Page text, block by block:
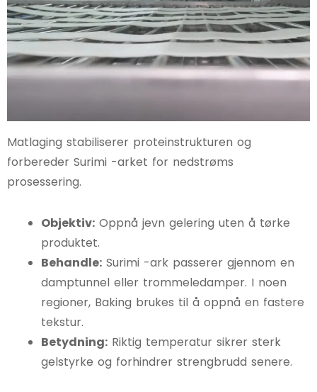
Matlaging stabiliserer proteinstrukturen og
forbereder Surimi -arket for nedstrøms
prosessering.
Objektiv: Oppnå jevn gelering uten å tørke
produktet.
Behandle: Surimi -ark passerer gjennom en
damptunnel eller trommeledamper. I noen
regioner, Baking brukes til å oppnå en fastere
tekstur.
Betydning: Riktig temperatur sikrer sterk
gelstyrke og forhindrer strengbrudd senere.